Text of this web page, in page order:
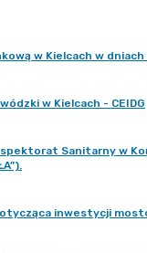
w Kielcach w
w Kielcach - CEIDG
Sanitarny w
inwestycji